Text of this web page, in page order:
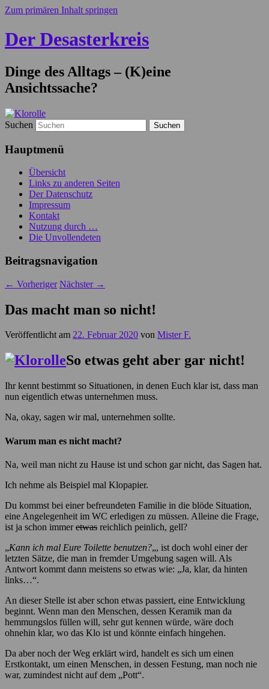
Zum primären Inhalt springen
Der Desasterkreis
Dinge des Alltags – (K)eine
Ansichtssache?
Suchen
Hauptmenü
Übersicht
Links zu anderen Seiten
Der Datenschutz
Impressum
Kontakt
Nutzung durch …
Die Unvollendeten
Beitragsnavigation
← Vorheriger Nächster →
Das macht man so nicht!
Veröffentlicht am 22. Februar 2020 von Mister F.
So etwas geht aber gar nicht!
Ihr kennt bestimmt so Situationen, in denen Euch klar ist, dass man
nun eigentlich etwas unternehmen muss.
Na, okay, sagen wir mal, unternehmen sollte.
Warum man es nicht macht?
Na, weil man nicht zu Hause ist und schon gar nicht, das Sagen hat.
Ich nehme als Beispiel mal Klopapier.
Du kommst bei einer befreundeten Familie in die blöde Situation,
eine Angelegenheit im WC erledigen zu müssen. Alleine die Frage,
ist ja schon immeretwas reichlich peinlich, gell?
„Kann ich mal Eure Toilette benutzen?„, ist doch wohl einer der
letzten Sätze, die man in fremder Umgebung sagen will. Als
Antwort kommt dann meistens so etwas wie: „Ja, klar, da hinten
links…“.
An dieser Stelle ist aber schon etwas passiert, eine Entwicklung
beginnt. Wenn man den Menschen, dessen Keramik man da
hemmungslos füllen will, sehr gut kennen würde, wäre doch
ohnehin klar, wo das Klo ist und könnte einfach hingehen.
Da aber noch der Weg erklärt wird, handelt es sich um einen
Erstkontakt, um einen Menschen, in dessen Festung, man noch nie
war, zumindest nicht auf dem „Pott“.